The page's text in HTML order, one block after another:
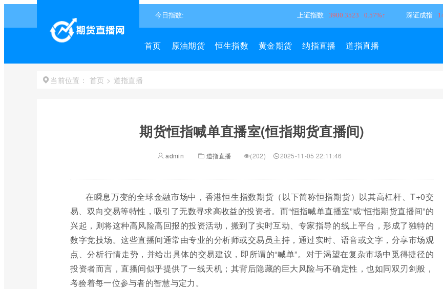
首页 原油期货 恒生指数 黄金期货 纳指直播 道指直播
当前位置： 首页 > 道指直播
期货恒指喊单直播室(恒指期货直播间)
admin 道指直播 (202) 2025-11-05 22:11:46
在瞬息万变的全球金融市场中，香港恒生指数期货（以下简称恒指期货）以其高杠杆、T+0交
易、双向交易等特性，吸引了无数寻求高收益的投资者。而“恒指喊单直播室”或“恒指期货直播间”的
兴起，则将这种高风险高回报的投资活动，搬到了实时互动、专家指导的线上平台，形成了独特的
数字竞技场。这些直播间通常由专业的分析师或交易员主持，通过实时、语音或文字，分享市场观
点、分析行情走势，并给出具体的交易建议，即所谓的“喊单”。对于渴望在复杂市场中觅得捷径的
投资者而言，直播间似乎提供了一线天机；其背后隐藏的巨大风险与不确定性，也如同双刃剑般，
考验着每一位参与者的智慧与定力。